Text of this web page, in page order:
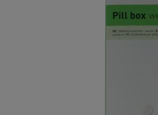
Vul hem